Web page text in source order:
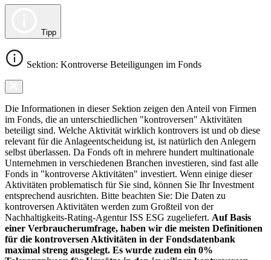
Tipp
Sektion: Kontroverse Beteiligungen im Fonds
Die Informationen in dieser Sektion zeigen den Anteil von Firmen
im Fonds, die an unterschiedlichen "kontroversen" Aktivitäten
beteiligt sind. Welche Aktivität wirklich kontrovers ist und ob diese
relevant für die Anlageentscheidung ist, ist natürlich den Anlegern
selbst überlassen. Da Fonds oft in mehrere hundert multinationale
Unternehmen in verschiedenen Branchen investieren, sind fast alle
Fonds in "kontroverse Aktivitäten" investiert. Wenn einige dieser
Aktivitäten problematisch für Sie sind, können Sie Ihr Investment
entsprechend ausrichten. Bitte beachten Sie: Die Daten zu
kontroversen Aktivitäten werden zum Großteil von der
Nachhaltigkeits-Rating-Agentur ISS ESG zugeliefert. Auf Basis
einer Verbraucherumfrage, haben wir die meisten Definitionen
für die kontroversen Aktivitäten in der Fondsdatenbank
maximal streng ausgelegt. Es wurde zudem ein 0%